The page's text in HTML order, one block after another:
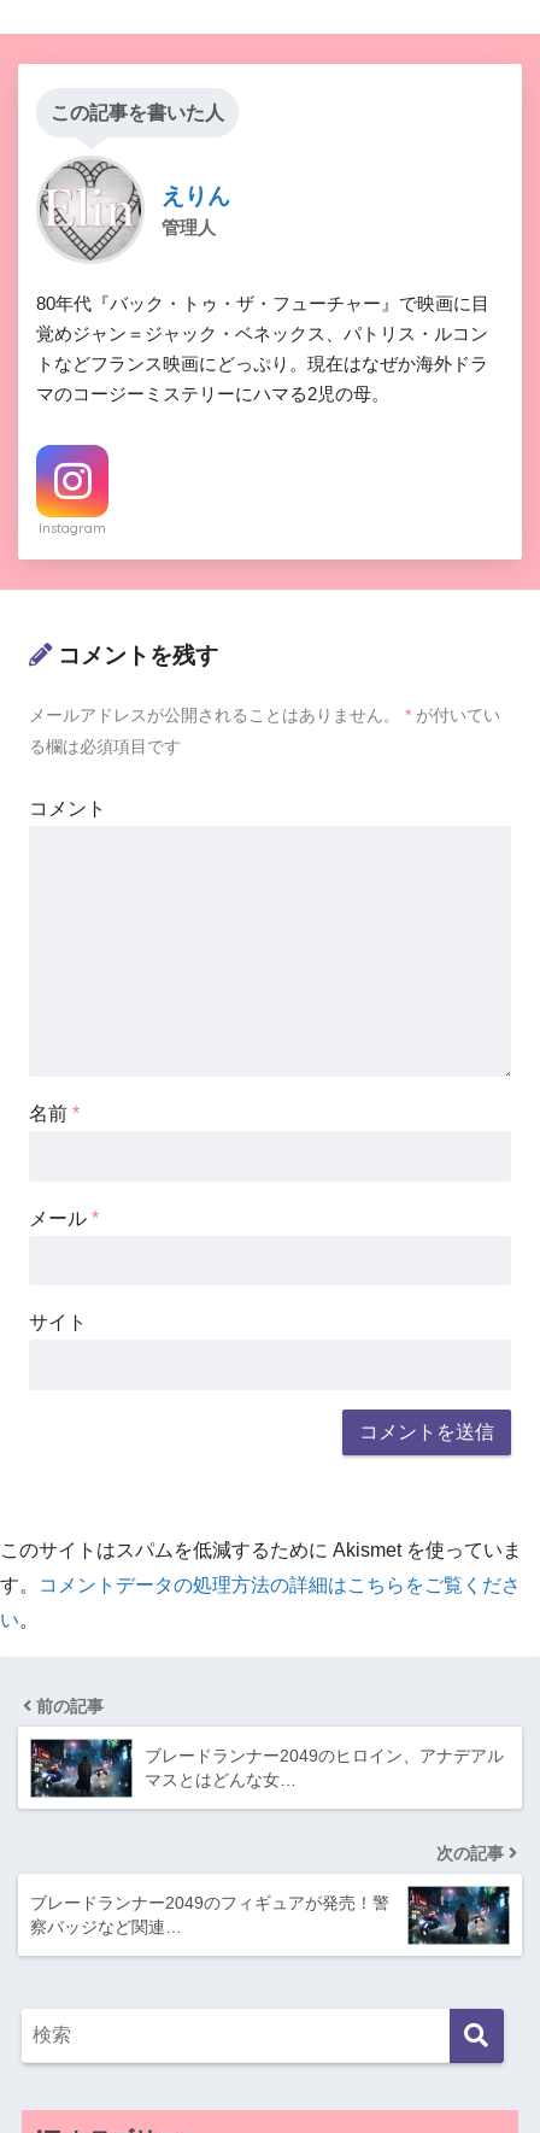
この記事を書いた人
えりん
管理人
80年代『バック・トゥ・ザ・フューチャー』で映画に目
覚めジャン＝ジャック・ベネックス、パトリス・ルコン
トなどフランス映画にどっぷり。現在はなぜか海外ドラ
マのコージーミステリーにハマる2児の母。
Instagram
コメントを残す
メールアドレスが公開されることはありません。 * が付いてい
る欄は必須項目です
コメント
名前 *
メール *
サイト
このサイトはスパムを低減するために Akismet を使っていま
す。
コメントデータの処理方法の詳細はこちらをご覧くださ
い。
前の記事
ブレードランナー2049のヒロイン、アナデアル
マスとはどんな女…
次の記事
ブレードランナー2049のフィギュアが発売！警
察バッジなど関連…